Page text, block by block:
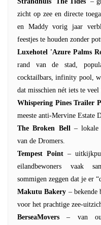
zicht op zee en directe
en Maddy vorig jaar
feestjes te houden zonder
Luxehotel 'Azure Palms
rand van de stad,
cocktailbars, infinity pool,
dat misschien nét iets te veel
Whispering Pines Trailer
meeste anti-Mervine Estate
The Broken Bell – lokale
van de Dromers.
Tempest Point –
eilandbewoners vaak
sommigen zeggen dat je er
Makutu Bakery – bekende
voor het prachtige zee-
BerseaMovers – van